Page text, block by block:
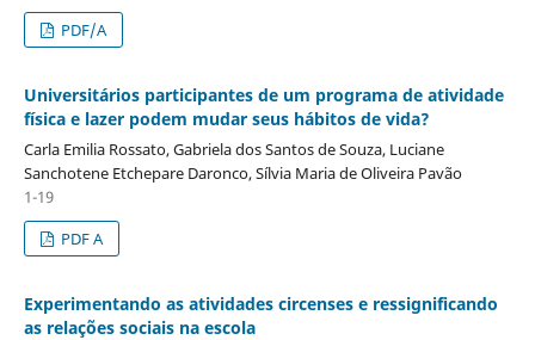
PDF/A
Universitários participantes de um programa de atividade
física e lazer podem mudar seus hábitos de vida?
Carla Emilia Rossato, Gabriela dos Santos de Souza, Luciane
Sanchotene Etchepare Daronco, Sílvia Maria de Oliveira Pavão
1-19
PDF A
Experimentando as atividades circenses e ressignificando
as relações sociais na escola